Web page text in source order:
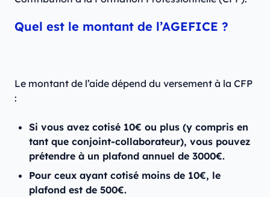
Quel est le montant de l’AGEFICE ?
Le montant de l’aide dépend du versement à la CFP
:
Si vous avez cotisé 10€ ou plus (y compris en
tant que conjoint-collaborateur), vous pouvez
prétendre à un plafond annuel de 3000€.
Pour ceux ayant cotisé moins de 10€, le
plafond est de 500€.